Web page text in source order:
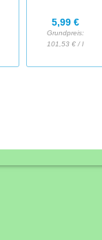
5,99 €
Grundpreis:
101,53 € / l